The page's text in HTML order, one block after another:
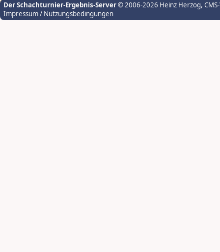
Der Schachturnier-Ergebnis-Server© 2006-2026 Heinz Herzog,
Impressum / Nutzungsbedingungen